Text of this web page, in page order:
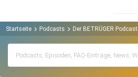
Startseite Podcasts Der BETRÜGER Podcast